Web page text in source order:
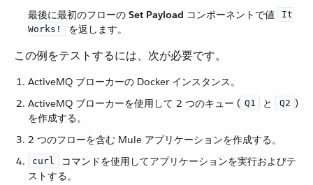
最後に最初のフローの ​ Set Payload ​ コンポーネントで値 ​
It
Works!
​ を返します。
この例をテストするには、次が必要です。
ActiveMQ ブローカーの Docker インスタンス。
ActiveMQ ブローカーを使用して 2 つのキュー (​ Q1 ​ と ​ Q2 ​)
を作成する。
2 つのフローを含む Mule アプリケーションを作成する。
curl
​ コマンドを使用してアプリケーションを実行およびテ
ストする。